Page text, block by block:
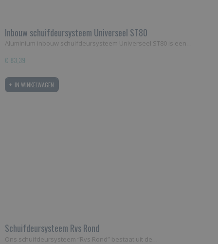
Inbouw schuifdeursysteem Universeel ST80
Aluminium inbouw schuifdeursysteem Universeel ST80 is een…
€ 83,39
IN WINKELWAGEN
Schuifdeursysteem Rvs Rond
Ons schuifdeursysteem “Rvs Rond” bestaat uit de…